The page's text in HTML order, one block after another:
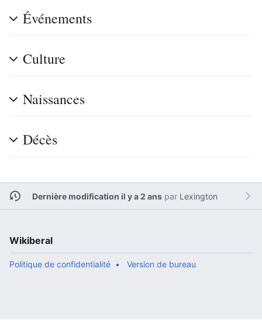
Événements
Culture
Naissances
Décès
Dernière modification il y a 2 anspar Lexington
Wikiberal
Politique de confidentialité Version de bureau